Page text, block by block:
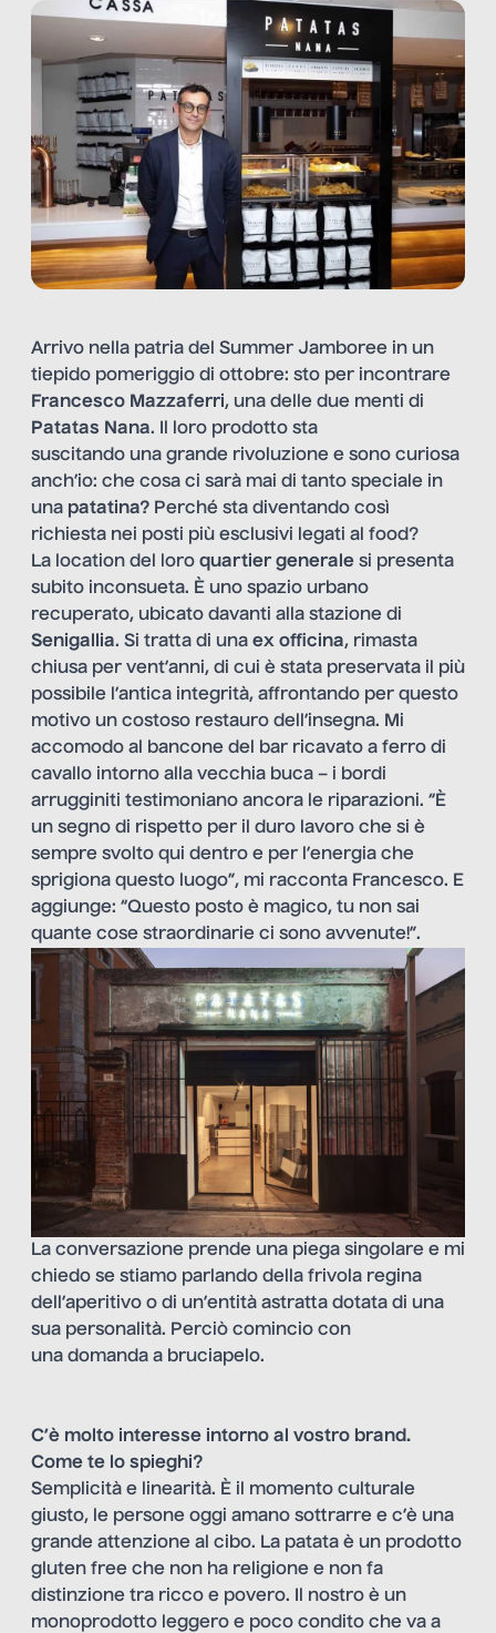
Arrivo nella patria del Summer Jamboree in un
tiepido pomeriggio di ottobre: sto per incontrare
Francesco Mazzaferri, una delle due menti di
Patatas Nana. Il loro prodotto sta
suscitando una grande rivoluzione e sono curiosa
anch’io: che cosa ci sarà mai di tanto speciale in
una patatina? Perché sta diventando così
richiesta nei posti più esclusivi legati al food?
La location del loro quartier generale si presenta
subito inconsueta. È uno spazio urbano
recuperato, ubicato davanti alla stazione di
Senigallia. Si tratta di una ex officina, rimasta
chiusa per vent’anni, di cui è stata preservata il più
possibile l’antica integrità, affrontando per questo
motivo un costoso restauro dell’insegna. Mi
accomodo al bancone del bar ricavato a ferro di
cavallo intorno alla vecchia buca – i bordi
arrugginiti testimoniano ancora le riparazioni. “È
un segno di rispetto per il duro lavoro che si è
sempre svolto qui dentro e per l’energia che
sprigiona questo luogo”, mi racconta Francesco. E
aggiunge: “Questo posto è magico, tu non sai
quante cose straordinarie ci sono avvenute!”.
La conversazione prende una piega singolare e mi
chiedo se stiamo parlando della frivola regina
dell’aperitivo o di un’entità astratta dotata di una
sua personalità. Perciò comincio con
una domanda a bruciapelo.
C’è molto interesse intorno al vostro brand.
Come te lo spieghi?
Semplicità e linearità. È il momento culturale
giusto, le persone oggi amano sottrarre e c’è una
grande attenzione al cibo. La patata è un prodotto
gluten free che non ha religione e non fa
distinzione tra ricco e povero. Il nostro è un
monoprodotto leggero e poco condito che va a